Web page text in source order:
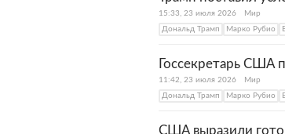
15:33, 23 июля 2026
Мир
Дональд Трамп
Марко Рубио
Госсекретарь США
11:42, 23 июля 2026
Мир
Дональд Трамп
Марко Рубио
США выразили